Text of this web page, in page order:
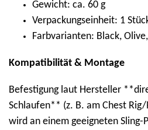
Gewicht: ca. 60 g
Verpackungseinheit: 1
Farbvarianten: Black,
Kompatibilität & Montage
Befestigung laut Hersteller
Schlaufen** (z. B. am Chest
wird an einem geeigneten